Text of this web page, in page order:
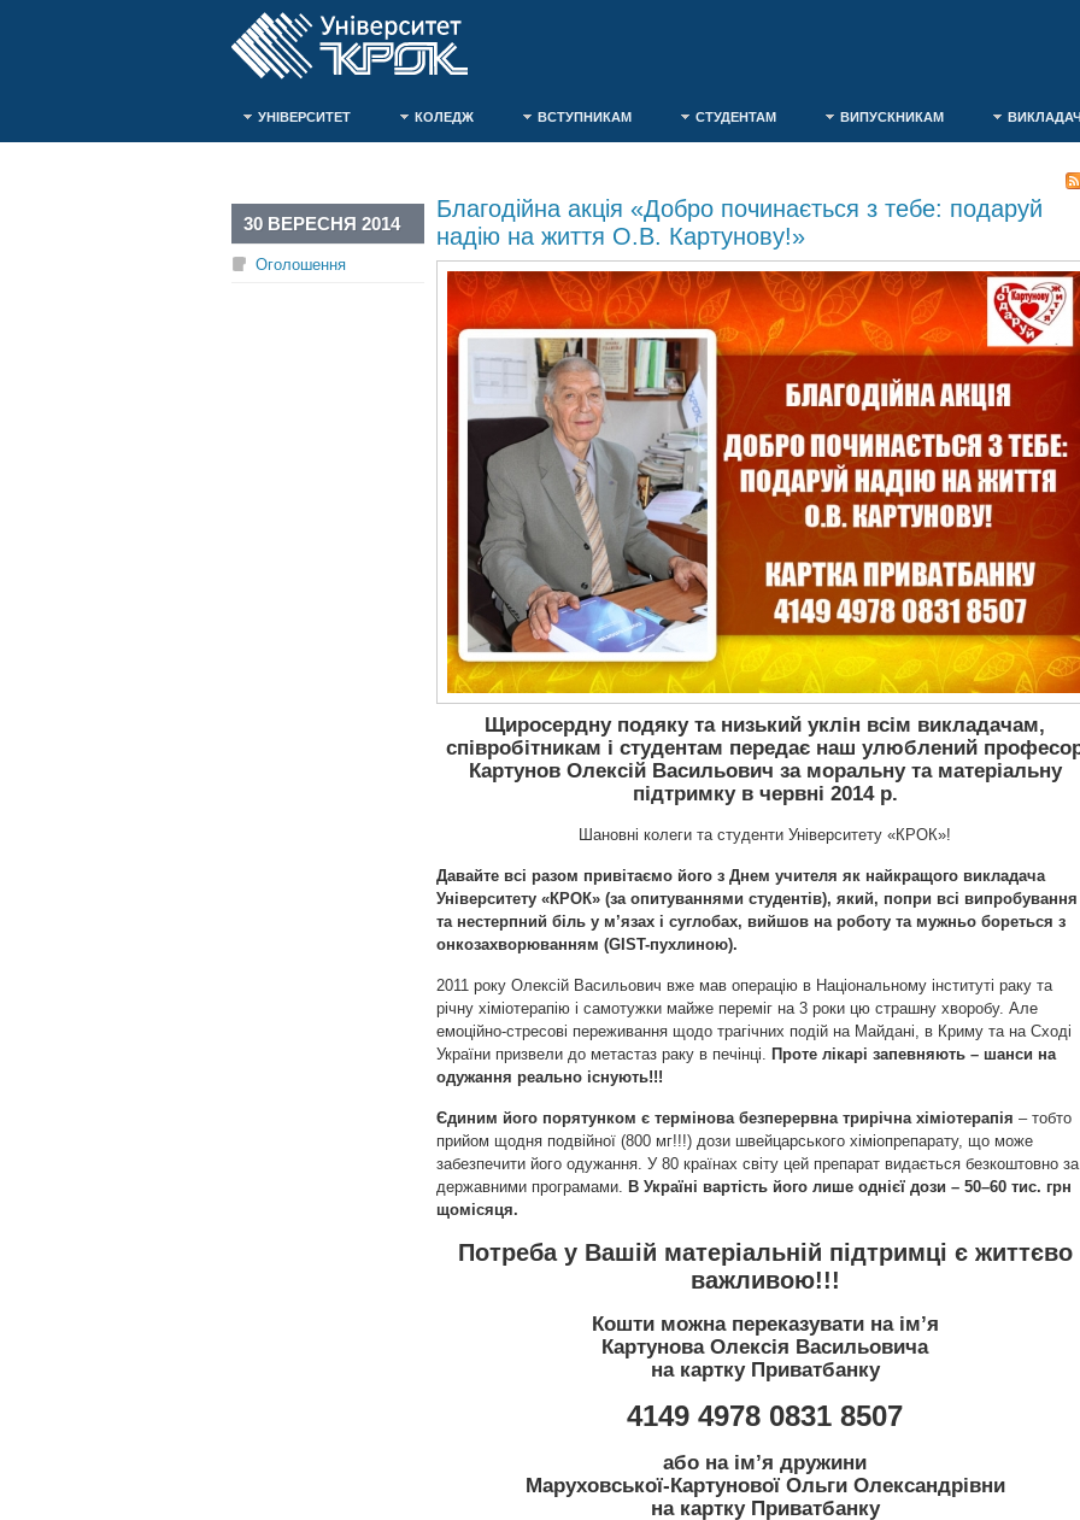
УНІВЕРСИТЕТ КОЛЕДЖ ВСТУПНИКАМ СТУДЕНТАМ ВИПУСКНИКАМ
Благодійна акція «Добро починається з тебе: подаруй
надію на життя О.В. Картунову!»
30 ВЕРЕСНЯ 2014
Оголошення
Щиросердну подяку та низький уклін всім викладачам,
співробітникам і студентам передає наш улюблений
Картунов Олексій Васильович за моральну та матеріальну
підтримку в червні 2014 р.
Шановні колеги та студенти Університету «КРОК»!
Давайте всі разом привітаємо його з Днем учителя як найкращого викладача
Університету «КРОК» (за опитуваннями студентів), який, попри всі випробування
та нестерпний біль у м’язах і суглобах, вийшов на роботу та мужньо бореться з
онкозахворюванням (GIST-пухлиною).
2011 року Олексій Васильович вже мав операцію в Національному інституті раку та
річну хіміотерапію і самотужки майже переміг на 3 роки цю страшну хворобу. Але
емоційно-стресові переживання щодо трагічних подій на Майдані, в Криму та на Сході
України призвели до метастаз раку в печінці. Проте лікарі запевняють – шанси на
одужання реально існують!!!
Єдиним його порятунком є термінова безперервна трирічна хіміотерапія – тобто
прийом щодня подвійної (800 мг!!!) дози швейцарського хіміопрепарату, що може
забезпечити його одужання. У 80 країнах світу цей препарат видається безкоштовно за
державними програмами. В Україні вартість його лише однієї дози – 50–60 тис. грн
щомісяця.
Потреба у Вашій матеріальній підтримці є життєво
важливою!!!
Кошти можна переказувати на ім’я
Картунова Олексія Васильовича
на картку Приватбанку
4149 4978 0831 8507
або на ім’я дружини
Маруховської-Картунової Ольги Олександрівни
на картку Приватбанку